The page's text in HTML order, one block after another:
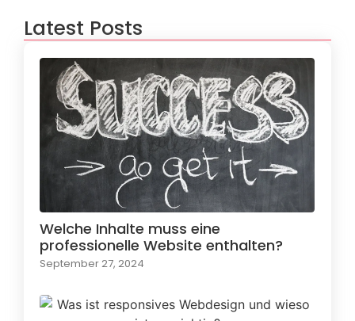
Latest Posts
Welche Inhalte muss eine
professionelle Website enthalten?
September 27, 2024